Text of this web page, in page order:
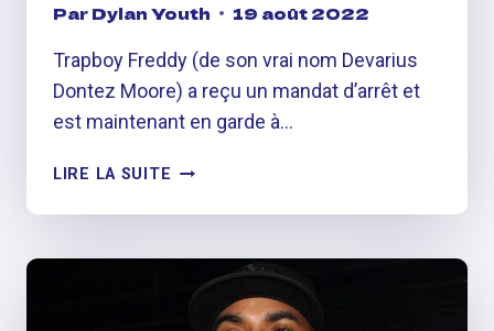
ParDylan Youth 19 août 2022
Trapboy Freddy (de son vrai nom Devarius
Dontez Moore) a reçu un mandat d’arrêt et
est maintenant en garde à…
LIRE LA SUITE TRAPBOY
ARRÊTÉ,
HEURTENT